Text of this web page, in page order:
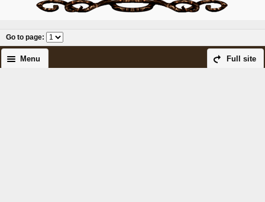
Go to page:
Full site
Menu